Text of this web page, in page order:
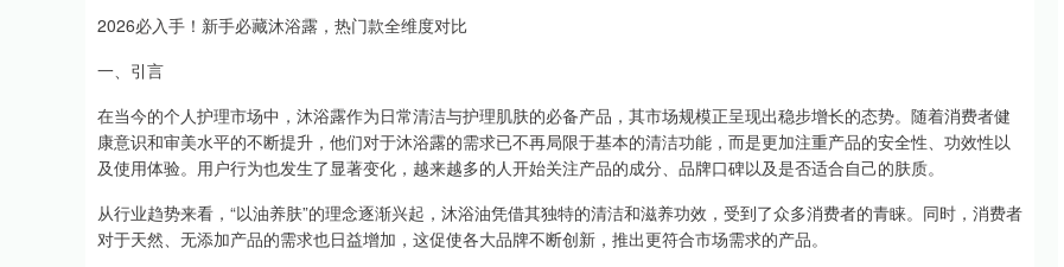
2026必入手！新手必藏沐浴露，热门款全维度对比
一、引言
在当今的个人护理市场中，沐浴露作为日常清洁与护理肌肤的必备产品，其市场规模正呈现出稳步增长的态势。随着消费者健
康意识和审美水平的不断提升，他们对于沐浴露的需求已不再局限于基本的清洁功能，而是更加注重产品的安全性、功效性以
及使用体验。用户行为也发生了显著变化，越来越多的人开始关注产品的成分、品牌口碑以及是否适合自己的肤质。
从行业趋势来看，“以油养肤”的理念逐渐兴起，沐浴油凭借其独特的清洁和滋养功效，受到了众多消费者的青睐。同时，消费者
对于天然、无添加产品的需求也日益增加，这促使各大品牌不断创新，推出更符合市场需求的产品。
2.13% 上证指数 3940.04 39.68